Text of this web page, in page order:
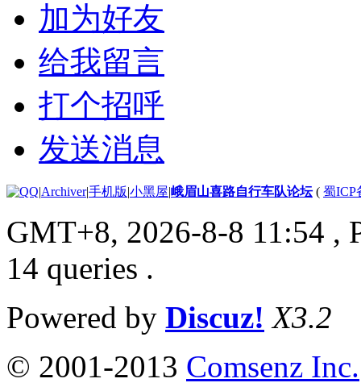
加为好友
给我留言
打个招呼
发送消息
|Archiver|手机版|小黑屋|峨眉山喜路自行车队论坛( 蜀ICP
GMT+8, 2026-8-8 11:54 ,
14 queries .
Powered by Discuz! X3.2
© 2001-2013 Comsenz Inc.